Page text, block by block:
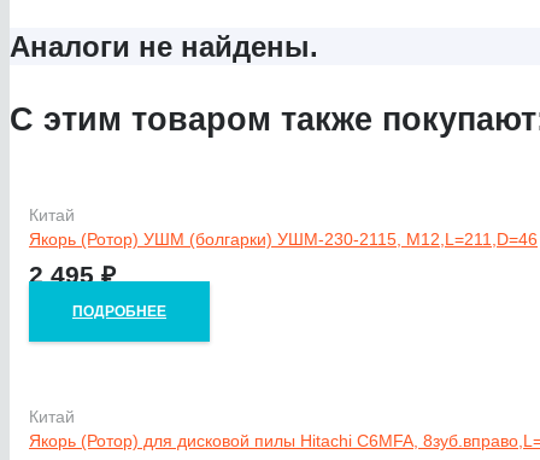
Аналоги не найдены.
С этим товаром также
Китай
Якорь (Ротор) УШМ (болгарки) УШМ-230-2115, М12,L=211,D=46
2 495₽
ПОДРОБНЕЕ
Китай
Якорь (Ротор) для дисковой пилы Hitachi C6MFA,